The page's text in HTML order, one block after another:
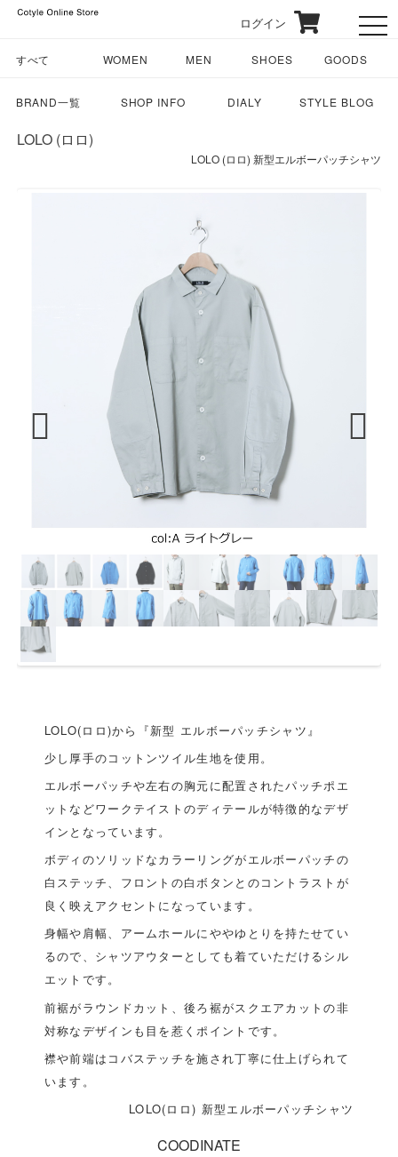
ログイン
すべて WOMEN MEN SHOES GOODS
BRAND一覧 SHOP INFO DIALY STYLE BLOG
LOLO (ロロ)
LOLO (ロロ) 新型エルボーパッチシャツ
LOLO(ロロ)から『新型 エルボーパッチシャツ』
少し厚手のコットンツイル生地を使用。
エルボーパッチや左右の胸元に配置されたパッチポエ
ットなどワークテイストのディテールが特徴的なデザ
インとなっています。
ボディのソリッドなカラーリングがエルボーパッチの
白ステッチ、フロントの白ボタンとのコントラストが
良く映えアクセントになっています。
身幅や肩幅、アームホールにややゆとりを持たせてい
るので、シャツアウターとしても着ていただけるシル
エットです。
前裾がラウンドカット、後ろ裾がスクエアカットの非
対称なデザインも目を惹くポイントです。
襟や前端はコバステッチを施され丁寧に仕上げられて
います。
LOLO(ロロ) 新型エルボーパッチシャツ
COODINATE